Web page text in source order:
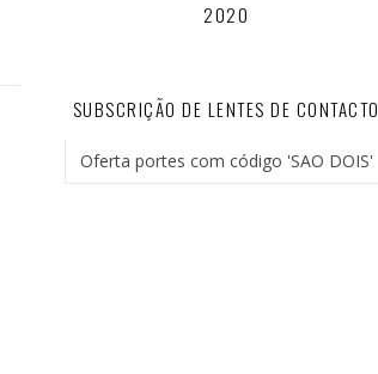
2020
SUBSCRIÇÃO DE LENTES DE CONTACTO
Oferta portes com código 'SAO DOIS'